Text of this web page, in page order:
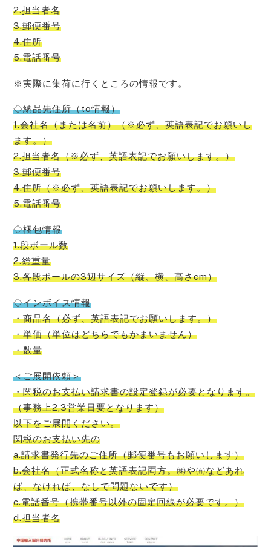
2.担当者名
3.郵便番号
4.住所
5.電話番号
※実際に集荷に行くところの情報です。
◇納品先住所（to情報）
1.会社名（または名前）（※必ず、英語表記でお願いし
ます。）
2.担当者名（※必ず、英語表記でお願いします。）
3.郵便番号
4.住所（※必ず、英語表記でお願いします。）
5.電話番号
◇梱包情報
1.段ボール数
2.総重量
3.各段ボールの3辺サイズ（縦、横、高さcm）
◇インボイス情報
・商品名（必ず、英語表記でお願いします。）
・単価（単位はどちらでもかまいません）
・数量
＜ご展開依頼＞
・関税のお支払い請求書の設定登録が必要となります。
（事務上2,3営業日要となります）
以下をご展開ください。
関税のお支払い先の
a.請求書発行先のご住所（郵便番号もお願いします）
b.会社名（正式名称と英語表記両方。㈱や㈲などあれ
ば、なければ、なしで問題ないです）
c.電話番号（携帯番号以外の固定回線が必要です。）
d.担当者名